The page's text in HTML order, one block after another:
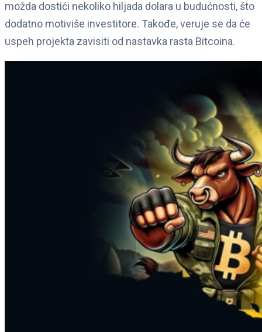
možda dostići nekoliko hiljada dolara u budućnosti, što
dodatno motiviše investitore. Takođe, veruje se da će
uspeh projekta zavisiti od nastavka rasta Bitcoina.